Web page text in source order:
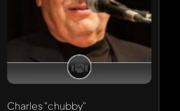
Charles "chubby"